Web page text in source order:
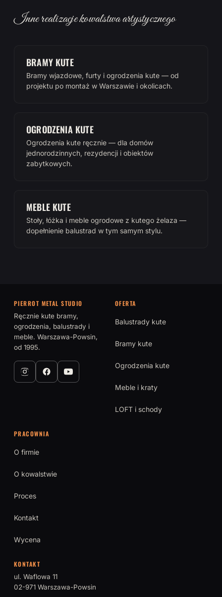
Inne realizacje kowalstwa artystycznego
BRAMY KUTE
Bramy wjazdowe, furty i ogrodzenia kute — od
projektu po montaż w Warszawie i okolicach.
OGRODZENIA KUTE
Ogrodzenia kute ręcznie — dla domów
jednorodzinnych, rezydencji i obiektów
zabytkowych.
MEBLE KUTE
Stoły, łóżka i meble ogrodowe z kutego żelaza —
dopełnienie balustrad w tym samym stylu.
PIERROT METAL STUDIO
Ręcznie kute bramy,
ogrodzenia, balustrady i
meble. Warszawa-Powsin,
od 1995.
OFERTA
Balustrady kute
Bramy kute
Ogrodzenia kute
Meble i kraty
LOFT i schody
PRACOWNIA
O firmie
O kowalstwie
Proces
Kontakt
Wycena
KONTAKT
ul. Waflowa 11
02-971 Warszawa-Powsin